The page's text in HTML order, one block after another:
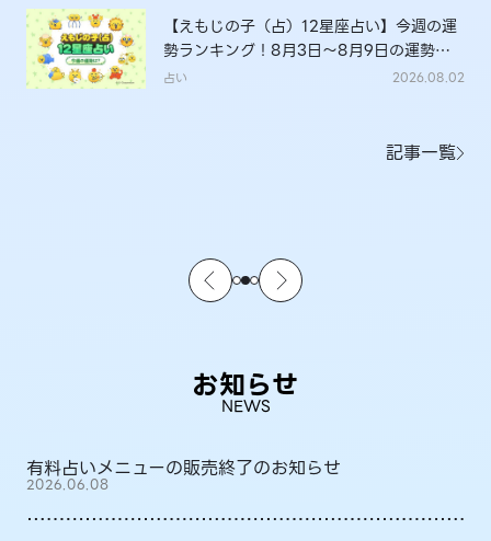
【えもじの子（占）12星座占い】今週の運
勢ランキング！8月3日～8月9日の運勢
は？
占い 2026.08.02
記事一覧
お知らせ
NEWS
有料占いメニューの販売終了のお知らせ
2026.06.08